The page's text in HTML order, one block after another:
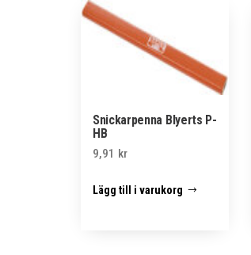
Snickarpenna Blyerts P-
HB
9,91 kr
Lägg till i varukorg